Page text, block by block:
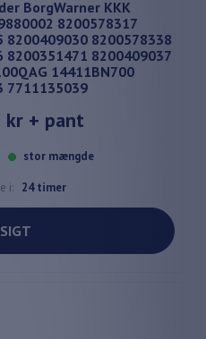
BorgWarner KKK
8200578317
8200409030 8200578338
8200351471 8200409037
14411BN700
7711135039
kr + pant
stor mængde
i: 24 timer